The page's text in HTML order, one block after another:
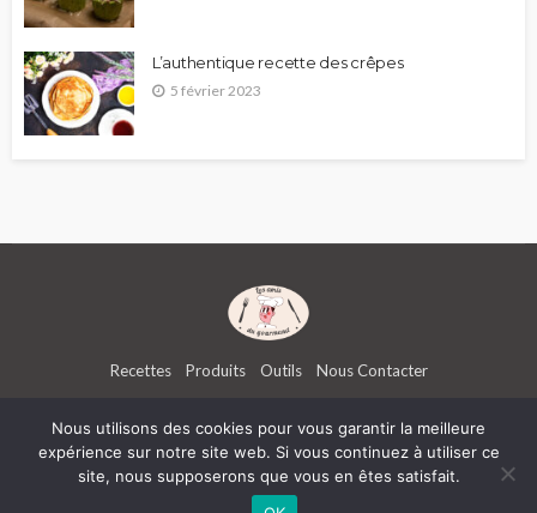
L’authentique recette des crêpes
5 février 2023
Recettes Produits Outils Nous Contacter
Les amis du Gourmand | ATK Interactive -
par l'agence de communication Kinic
Nous utilisons des cookies pour vous garantir la meilleure
expérience sur notre site web. Si vous continuez à utiliser ce
site, nous supposerons que vous en êtes satisfait.